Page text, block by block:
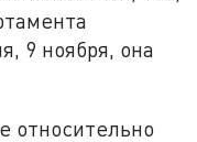
9 ноября, она
относительно